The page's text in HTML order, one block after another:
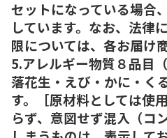
セットになっている場合
しています。なお、法律
限については、各お届け
5.アレルギー物質８品目
落花生・えび・かに・く
す。［原材料としては使
らず、意図せず混入（コ